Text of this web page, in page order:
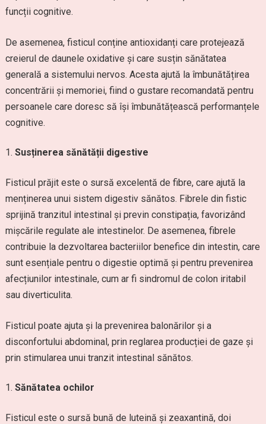
funcții cognitive.
De asemenea, fisticul conține antioxidanți care protejează
creierul de daunele oxidative și care susțin sănătatea
generală a sistemului nervos. Acesta ajută la îmbunătățirea
concentrării și memoriei, fiind o gustare recomandată pentru
persoanele care doresc să își îmbunătățească performanțele
cognitive.
Susținerea sănătății digestive
Fisticul prăjit este o sursă excelentă de fibre, care ajută la
menținerea unui sistem digestiv sănătos. Fibrele din fistic
sprijină tranzitul intestinal și previn constipația, favorizând
mișcările regulate ale intestinelor. De asemenea, fibrele
contribuie la dezvoltarea bacteriilor benefice din intestin, care
sunt esențiale pentru o digestie optimă și pentru prevenirea
afecțiunilor intestinale, cum ar fi sindromul de colon iritabil
sau diverticulita.
Fisticul poate ajuta și la prevenirea balonărilor și a
disconfortului abdominal, prin reglarea producției de gaze și
prin stimularea unui tranzit intestinal sănătos.
Sănătatea ochilor
Fisticul este o sursă bună de luteină și zeaxantină, doi